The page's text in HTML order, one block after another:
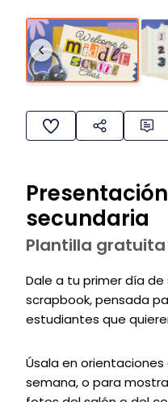
secundaria
Plantilla
Dale a tu primer día
scrapbook, pensada
estudiantes que
Úsala en
semana, o para